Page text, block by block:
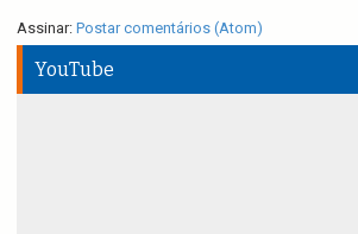
Assinar: Postar comentários (Atom)
YouTube